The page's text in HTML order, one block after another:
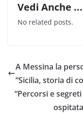
Vedi Anche ...
No related posts.
A Messina la
“Sicilia, storia di
“Percorsi e